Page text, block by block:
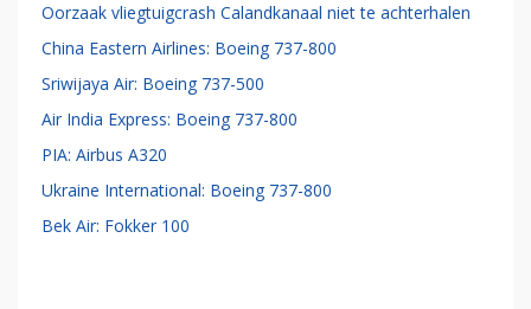
Oorzaak vliegtuigcrash Calandkanaal niet te achterhalen
China Eastern Airlines: Boeing 737-800
Sriwijaya Air: Boeing 737-500
Air India Express: Boeing 737-800
PIA: Airbus A320
Ukraine International: Boeing 737-800
Bek Air: Fokker 100